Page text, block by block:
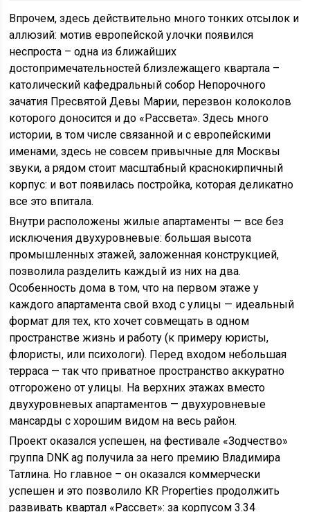
Впрочем, здесь действительно много тонких отсылок и
аллюзий: мотив европейской улочки появился
неспроста – одна из ближайших
достопримечательностей близлежащего квартала –
католический кафедральный собор Непорочного
зачатия Пресвятой Девы Марии, перезвон колоколов
которого доносится и до «Рассвета». Здесь много
истории, в том числе связанной и с европейскими
именами, здесь не совсем привычные для Москвы
звуки, а рядом стоит масштабный краснокирпичный
корпус: и вот появилась постройка, которая деликатно
все это впитала.
Внутри расположены жилые апартаменты — все без
исключения двухуровневые: большая высота
промышленных этажей, заложенная конструкцией,
позволила разделить каждый из них на два.
Особенность дома в том, что на первом этаже у
каждого апартамента свой вход с улицы — идеальный
формат для тех, кто хочет совмещать в одном
пространстве жизнь и работу (к примеру юристы,
флористы, или психологи). Перед входом небольшая
терраса — так что приватное пространство аккуратно
отгорожено от улицы. На верхних этажах вместо
двухуровневых апартаментов — двухуровневые
мансарды с хорошим видом на весь район.
Проект оказался успешен, на фестивале «Зодчество»
группа DNK ag получила за него премию Владимира
Татлина. Но главное – он оказался коммерчески
успешен и это позволило KR Properties продолжить
развивать квартал «Рассвет»: за корпусом 3.34